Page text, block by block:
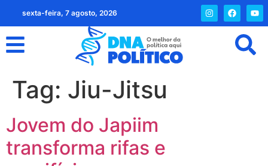
sexta-feira, 7 agosto, 2026
Tag: Jiu-Jitsu
Jovem do Japiim
transforma rifas e